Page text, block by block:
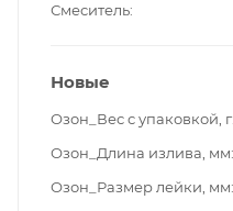
Смеситель
Новые
Озон_Вес с упаковкой, г
Озон_Длина излива, мм
Озон_Размер лейки, мм